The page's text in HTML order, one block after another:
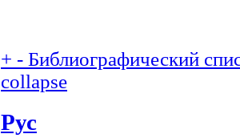
+ - Библиографический
collapse
Рус